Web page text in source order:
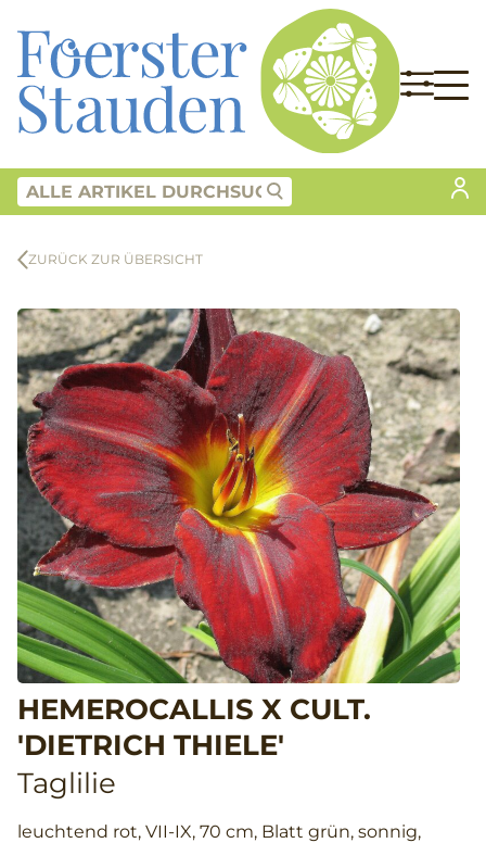
ZURÜCK ZUR ÜBERSICHT
HEMEROCALLIS X CULT.
'DIETRICH THIELE'
Taglilie
leuchtend rot, VII-IX, 70 cm, Blatt grün, sonnig,